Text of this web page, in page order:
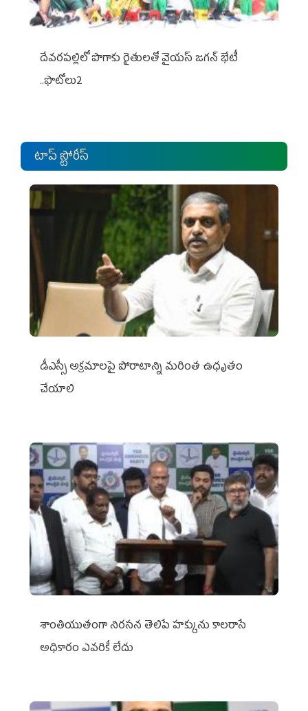
దేవరపల్లిలో పొగాకు రైతులతో వైయస్ జగన్ భేటీ
..ఫొటోలు2
టాప్ స్టోరీస్
డీఎస్సీ అక్రమాలపై పోరాటాన్ని మరింత ఉధృతం
చేయాలి
శాంతియుతంగా నిరసన తెలిపే హక్కును కాలరాసే
అధికారం ఎవరికీ లేదు